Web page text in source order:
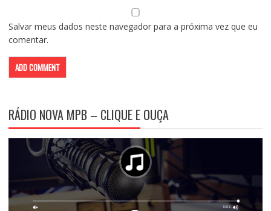
Salvar meus dados neste navegador para a próxima vez que eu
comentar.
RÁDIO NOVA MPB – CLIQUE E OUÇA